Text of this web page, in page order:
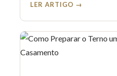
LER ARTIGO →